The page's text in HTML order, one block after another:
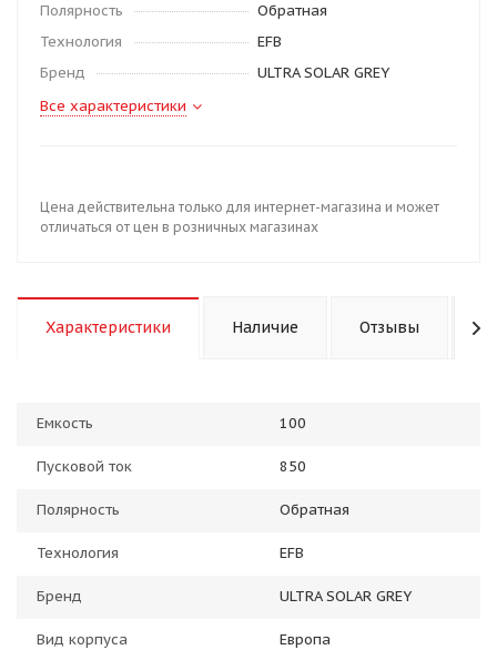
Полярность
Обратная
Технология
EFB
Бренд
ULTRA SOLAR GREY
Все характеристики
Цена действительна только для интернет-магазина и может
отличаться от цен в розничных магазинах
Характеристики Наличие Отзывы
Емкость 100
Пусковой ток 850
Полярность Обратная
Технология EFB
Бренд ULTRA SOLAR GREY
Вид корпуса Европа